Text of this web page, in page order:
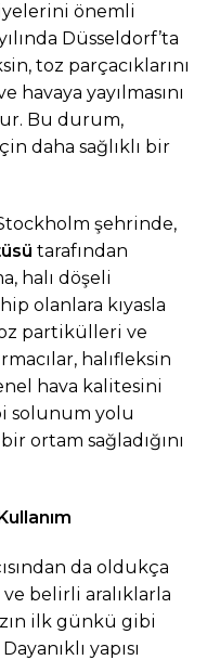
önemli
Düsseldorf’ta
toz parçacıklarını
yayılmasını
Bu durum,
daha sağlıklı bir
şehrinde,
tarafından
halı döşeli
olanlara kıyasla
partikülleri ve
halıfleksin
hava kalitesini
solunum yolu
ortam sağladığını
da oldukça
belirli aralıklarla
ilk günkü gibi
yapısı